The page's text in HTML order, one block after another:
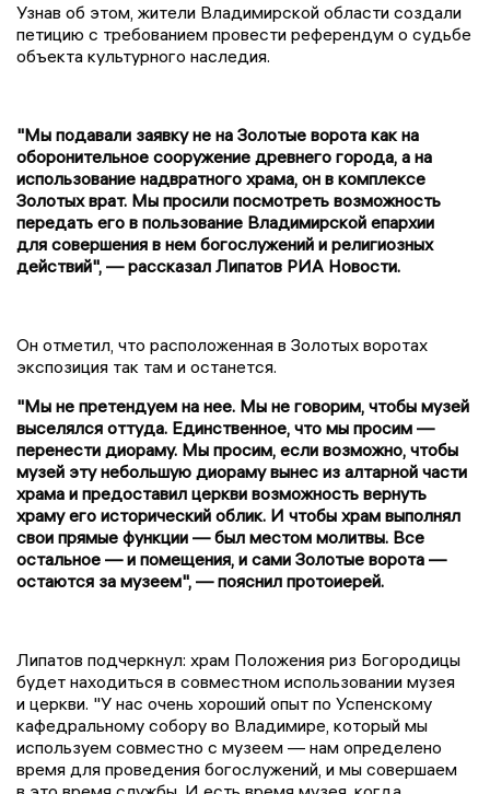
Узнав об этом, жители Владимирской области создали
петицию с требованием провести референдум о судьбе
объекта культурного наследия.
"Мы подавали заявку не на Золотые ворота как на
оборонительное сооружение древнего города, а на
использование надвратного храма, он в комплексе
Золотых врат. Мы просили посмотреть возможность
передать его в пользование Владимирской епархии
для совершения в нем богослужений и религиозных
действий", — рассказал Липатов РИА Новости.
Он отметил, что расположенная в Золотых воротах
экспозиция так там и останется.
"Мы не претендуем на нее. Мы не говорим, чтобы музей
выселялся оттуда. Единственное, что мы просим —
перенести диораму. Мы просим, если возможно, чтобы
музей эту небольшую диораму вынес из алтарной части
храма и предоставил церкви возможность вернуть
храму его исторический облик. И чтобы храм выполнял
свои прямые функции — был местом молитвы. Все
остальное — и помещения, и сами Золотые ворота —
остаются за музеем", — пояснил протоиерей.
Липатов подчеркнул: храм Положения риз Богородицы
будет находиться в совместном использовании музея
и церкви. "У нас очень хороший опыт по Успенскому
кафедральному собору во Владимире, который мы
используем совместно с музеем — нам определено
время для проведения богослужений, и мы совершаем